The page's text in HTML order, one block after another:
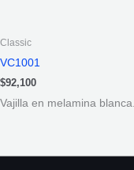
Classic
VC1001
$92,100
Vajilla en melamina blanca.